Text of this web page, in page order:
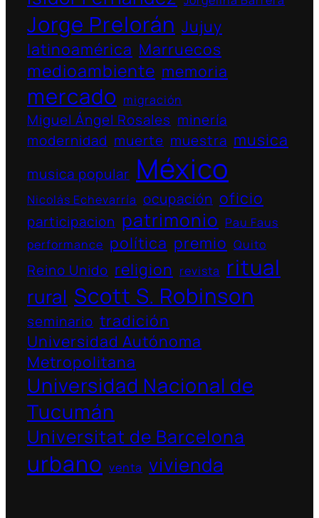
Jorge Prelorán Jujuy
latinoamérica Marruecos
medioambiente memoria
mercado migración
Miguel Ángel Rosales minería
modernidad muerte muestra musica
musica popular México
Nicolás Echevarría ocupación oficio
participacion patrimonio Pau Faus
performance política premio Quito
Reino Unido religion revista ritual
rural Scott S. Robinson
seminario tradición
Universidad Autónoma
Metropolitana
Universidad Nacional de
Tucumán
Universitat de Barcelona
urbano venta vivienda